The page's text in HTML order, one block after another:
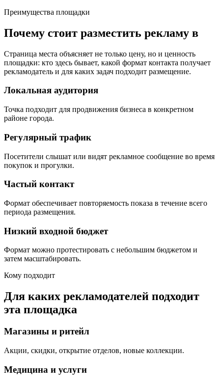
Преимущества площадки
Почему стоит разместить рекламу в
Страница места объясняет не только цену, но и ценность
площадки: кто здесь бывает, какой формат контакта получает
рекламодатель и для каких задач подходит размещение.
Локальная аудитория
Точка подходит для продвижения бизнеса в конкретном
районе города.
Регулярный трафик
Посетители слышат или видят рекламное сообщение во время
покупок и прогулки.
Частый контакт
Формат обеспечивает повторяемость показа в течение всего
периода размещения.
Низкий входной бюджет
Формат можно протестировать с небольшим бюджетом и
затем масштабировать.
Кому подходит
Для каких рекламодателей подходит
эта площадка
Магазины и ритейл
Акции, скидки, открытие отделов, новые коллекции.
Медицина и услуги